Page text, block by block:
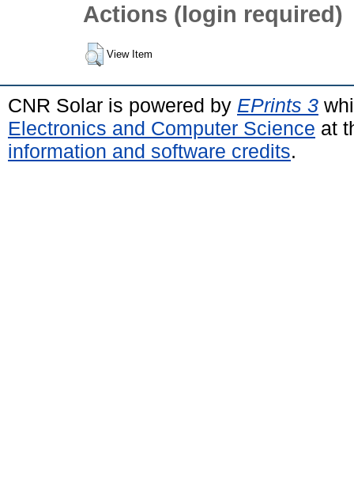
Actions (login required)
View Item
CNR Solar is powered by EPrints 3
Electronics and Computer Science at
information and software credits.